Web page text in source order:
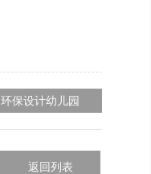
环保设计幼儿园
返回列表